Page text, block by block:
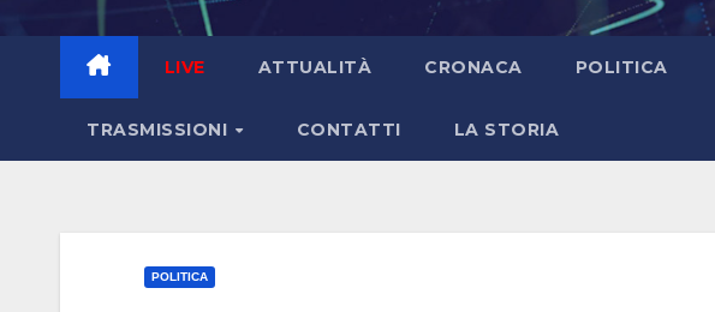
LIVE ATTUALITÀ CRONACA POLITICA
TRASMISSIONI CONTATTI LA STORIA
POLITICA